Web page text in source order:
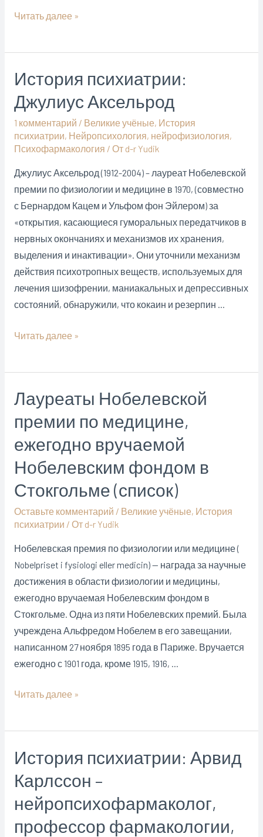
Психотерапевт
о
психических
расстройствах
Читать далее »
История психиатрии:
Джулиус Аксельрод
1 комментарий / Великие учёные, История
психиатрии, Нейропсихология, нейрофизиология,
Психофармакология / От d-r Yudik
Джулиус Аксельрод (1912-2004) – лауреат Нобелевской
премии по физиологии и медицине в 1970, (совместно
с Бернардом Кацем и Ульфом фон Эйлером) за
«открытия, касающиеся гуморальных передатчиков в
нервных окончаниях и механизмов их хранения,
выделения и инактивации». Они уточнили механизм
действия психотропных веществ, используемых для
лечения шизофрении, маниакальных и депрессивных
состояний, обнаружили, что кокаин и резерпин …
История
Читать далее »
Лауреаты Нобелевской
премии по медицине,
ежегодно вручаемой
Нобелевским фондом в
Стокгольме (список)
Оставьте комментарий / Великие учёные, История
психиатрии / От d-r Yudik
Нобелевская премия по физиологии или медицине (
Nobelpriset i fysiologi eller medicin) — награда за научные
достижения в области физиологии и медицины,
ежегодно вручаемая Нобелевским фондом в
Стокгольме. Одна из пяти Нобелевских премий. Была
учреждена Альфредом Нобелем в его завещании,
написанном 27 ноября 1895 года в Париже. Вручается
ежегодно с 1901 года, кроме 1915, 1916, …
Лауреаты
медицине,
ежегодно
вручаемой
Нобелевским
фондом
Читать далее »
История психиатрии: Арвид
Карлссон –
нейропсихофармаколог,
профессор фармакологии,